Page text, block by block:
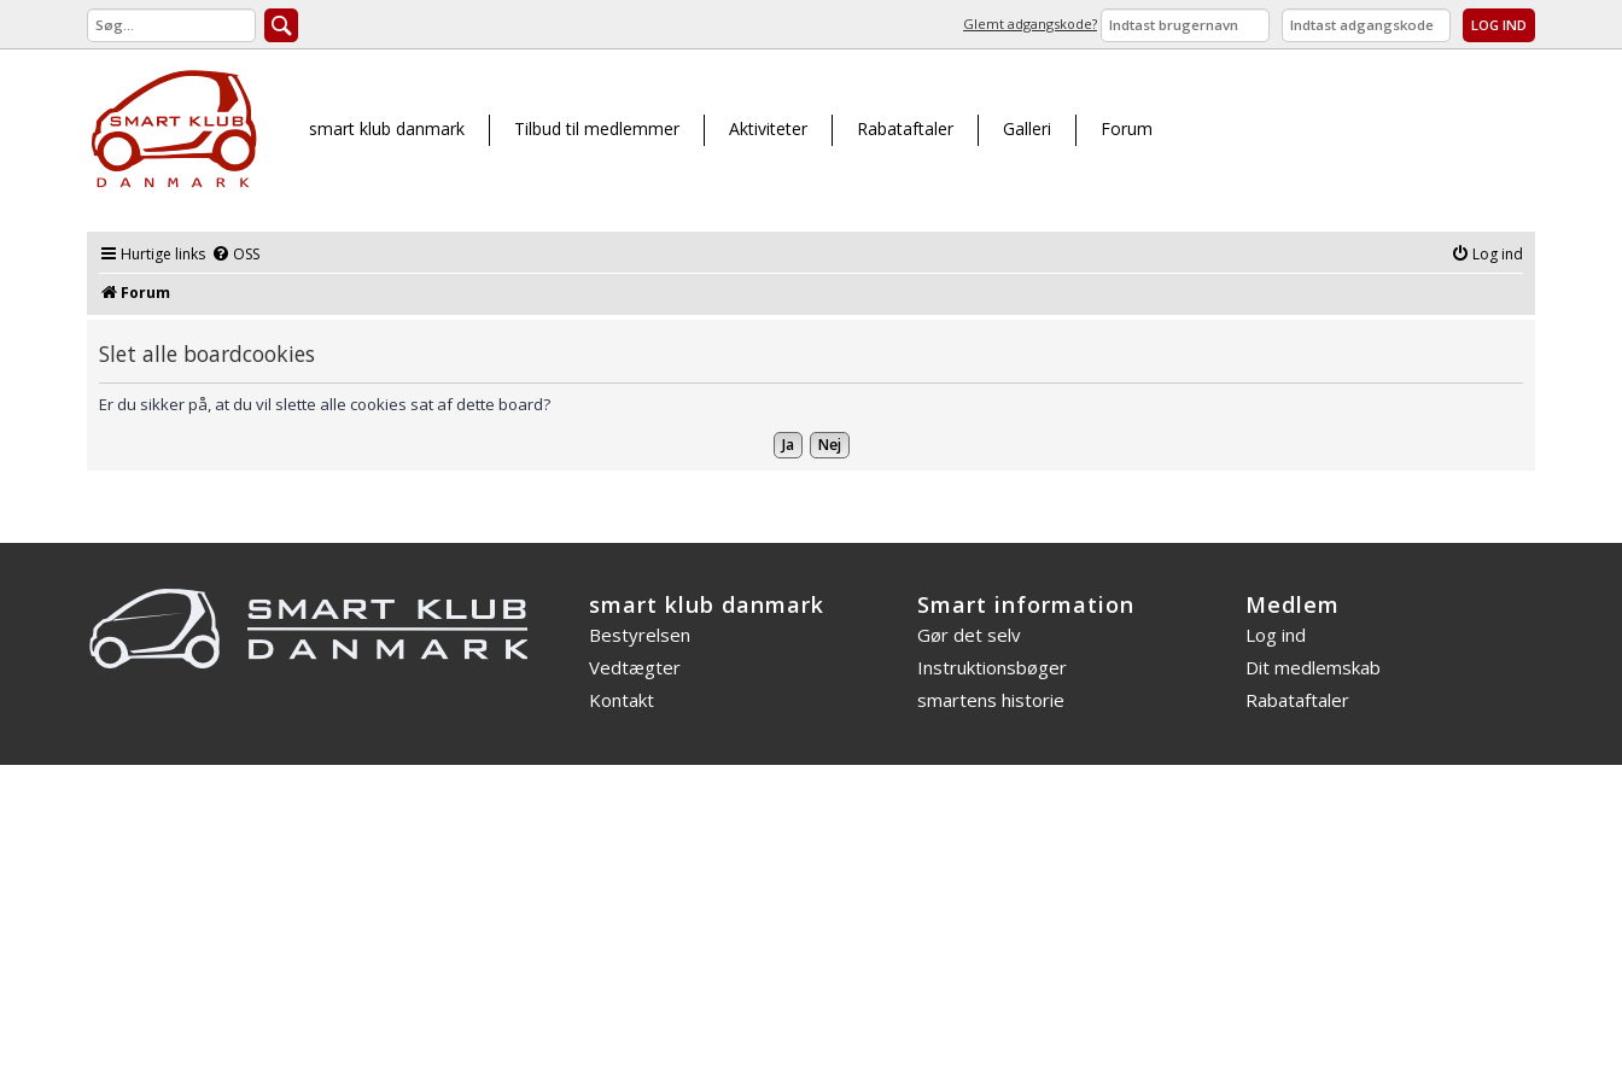
Glemt adgangskode?
smart klub danmark Tilbud til medlemmer Aktiviteter Rabataftaler Galleri Forum
Hurtige links OSS
Log ind
Forum
Slet alle boardcookies
Er du sikker på, at du vil slette alle cookies sat af dette board?
smart klub danmark
Bestyrelsen
Vedtægter
Kontakt
Smart information
Gør det selv
Instruktionsbøger
smartens historie
Medlem
Log ind
Dit medlemskab
Rabataftaler